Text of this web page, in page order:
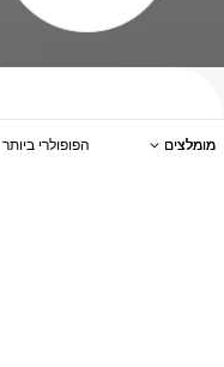
מומלצים הפופולרי ביותר